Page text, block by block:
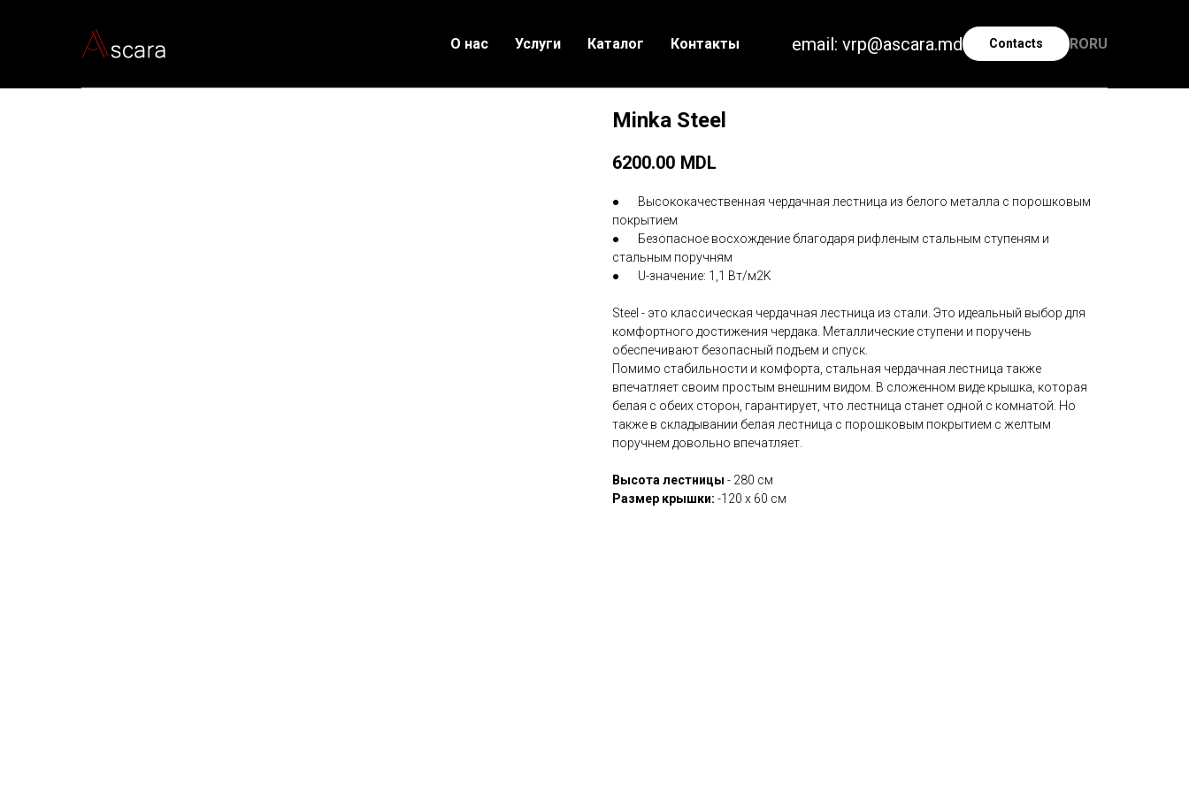
О нас Услуги Каталог Контакты email: vrp@ascara.md Contacts RO RU
Minka Steel
6200.00 MDL
● Высококачественная чердачная лестница из белого металла с порошковым
покрытием
● Безопасное восхождение благодаря рифленым стальным ступеням и
стальным поручням
● U-значение: 1,1 Вт/м2K
Steel - это классическая чердачная лестница из стали. Это идеальный выбор для
комфортного достижения чердака. Металлические ступени и поручень
обеспечивают безопасный подъем и спуск.
Помимо стабильности и комфорта, стальная чердачная лестница также
впечатляет своим простым внешним видом. В сложенном виде крышка, которая
белая с обеих сторон, гарантирует, что лестница станет одной с комнатой. Но
также в складывании белая лестница с порошковым покрытием с желтым
поручнем довольно впечатляет.
Высота лестницы - 280 см
Размер крышки: -120 х 60 см